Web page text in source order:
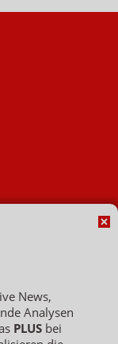
News,
Analysen
PLUS bei